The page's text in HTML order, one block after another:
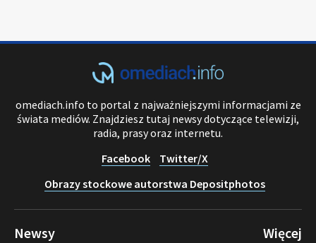
omediach.info to portal z najważniejszymi informacjami ze
świata mediów. Znajdziesz tutaj newsy dotyczące telewizji,
radia, prasy oraz internetu.
Facebook
Twitter/X
Obrazy stockowe autorstwa Depositphotos
Newsy Więcej